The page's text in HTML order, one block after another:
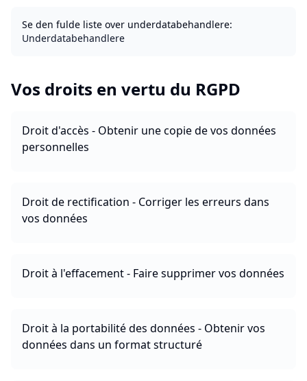
Se den fulde liste over underdatabehandlere:
Underdatabehandlere
Vos droits en vertu du RGPD
Droit d'accès - Obtenir une copie de vos données
personnelles
Droit de rectification - Corriger les erreurs dans
vos données
Droit à l'effacement - Faire supprimer vos données
Droit à la portabilité des données - Obtenir vos
données dans un format structuré